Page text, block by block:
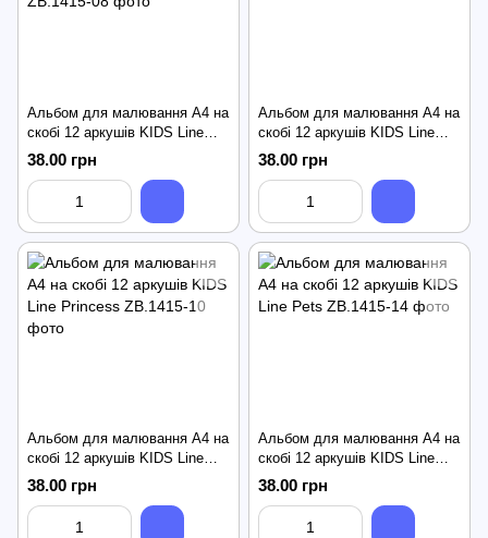
Альбом для малювання А4 на
скобі 12 аркушів KIDS Line
Patriot Armed Forces
38.00 грн
Альбом для малювання А4 на
скобі 12 аркушів KIDS Line
Fairy
38.00 грн
Альбом для малювання А4 на
скобі 12 аркушів KIDS Line
Princess
38.00 грн
Альбом для малювання А4 на
скобі 12 аркушів KIDS Line
Pets
38.00 грн